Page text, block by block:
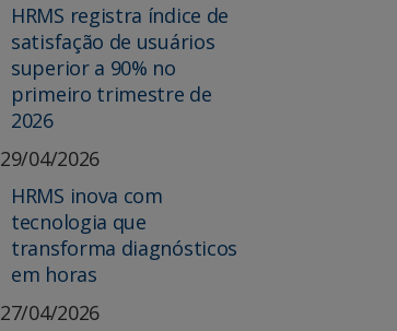
HRMS registra índice de
satisfação de usuários
superior a 90% no
primeiro trimestre de
2026
29/04/2026
HRMS inova com
tecnologia que
transforma diagnósticos
em horas
27/04/2026